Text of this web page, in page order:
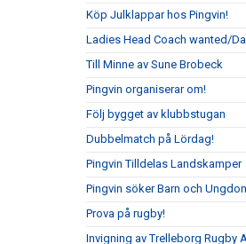
Köp Julklappar hos Pingvin!
Ladies Head Coach wanted/
Till Minne av Sune Brobeck
Pingvin organiserar om!
Följ bygget av klubbstugan
Dubbelmatch på Lördag!
Pingvin Tilldelas Landskamper
Pingvin söker Barn och
Prova på rugby!
Invigning av Trelleborg Rugby